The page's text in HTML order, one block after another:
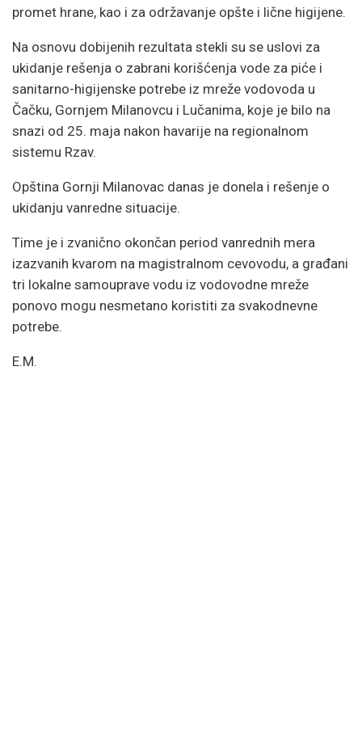
promet hrane, kao i za održavanje opšte i lične higijene.
Na osnovu dobijenih rezultata stekli su se uslovi za
ukidanje rešenja o zabrani korišćenja vode za piće i
sanitarno-higijenske potrebe iz mreže vodovoda u
Čačku, Gornjem Milanovcu i Lučanima, koje je bilo na
snazi od 25. maja nakon havarije na regionalnom
sistemu Rzav.
Opština Gornji Milanovac danas je donela i rešenje o
ukidanju vanredne situacije.
Time je i zvanično okončan period vanrednih mera
izazvanih kvarom na magistralnom cevovodu, a građani
tri lokalne samouprave vodu iz vodovodne mreže
ponovo mogu nesmetano koristiti za svakodnevne
potrebe.
E.M.